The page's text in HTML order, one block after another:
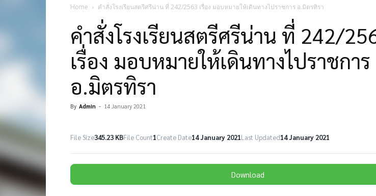
Home คำสั่งโรงเรียนสตรีศรีน่าน ที่ 242/2563 เรื่อง มอบหมายให้เดินทางไปราชการ อ.มิตรทิรา
คำสั่งโรงเรียนสตรีศรีน่าน ที่ 242/
เรื่อง มอบหมายให้เดินทางไปราชการ
อ.มิตรทิรา
By Admin - 14 January 2021
File Size345.23 KBFile Count1Create Date14 January 2021Last Updated14 January 2021
Download